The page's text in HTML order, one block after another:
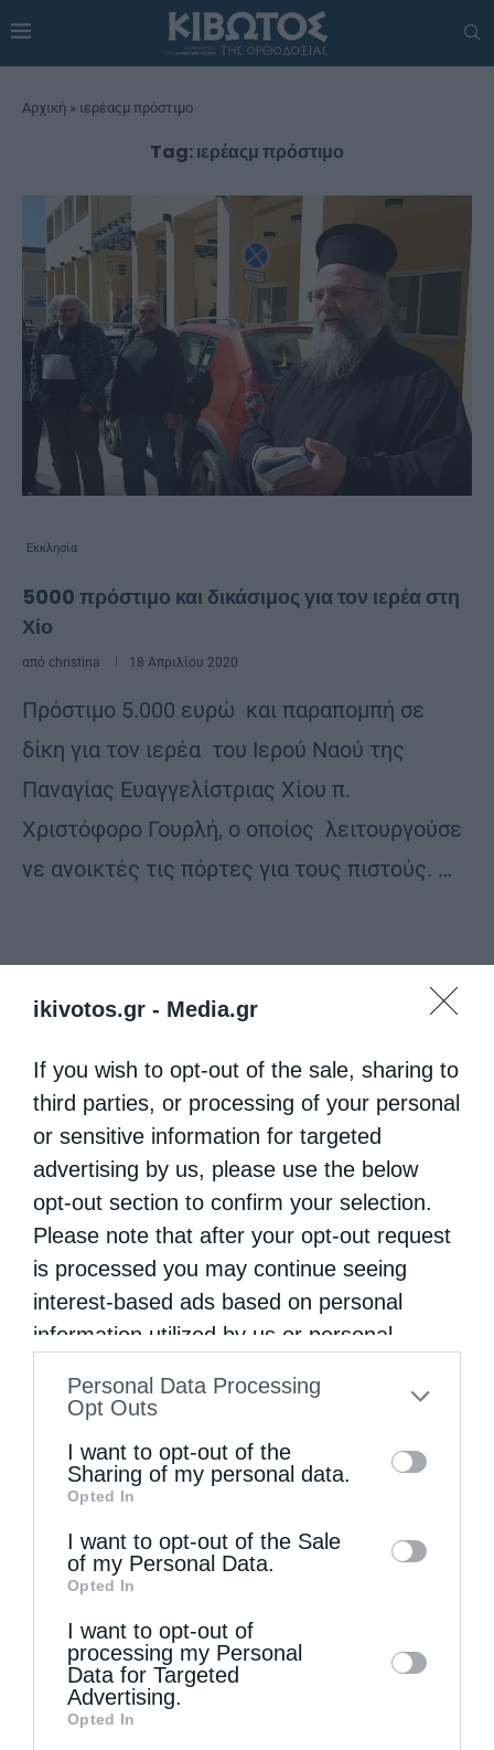
ikivotos.gr - Media.gr
If you wish to opt-out of the sale, sharing to
third parties, or processing of your personal
or sensitive information for targeted
advertising by us, please use the below
opt-out section to confirm your selection.
Please note that after your opt-out request
is processed you may continue seeing
interest-based ads based on personal
information utilized by us or personal
to your opt-out. You may separately opt-out
information by third parties on the IAB’s list
of downstream participants. This
information may also be disclosed by us to
third parties on theIAB’s List of
Downstream Participants
disclose it to other third parties.
Personal Data Processing
Opt Outs
I want to opt-out of the
Sharing of my personal data.
Opted In
I want to opt-out of the Sale
of my Personal Data.
Opted In
I want to opt-out of
processing my Personal
Data for Targeted
Advertising.
Opted In
Αρχική » ιερέαςμ πρόστιμο
Tag:ιερέαςμ πρόστιμο
Εκκλησία
5000 πρόστιμο και δικάσιμος για τον ιερέα στη
Χίο
από christina 18 Απριλίου 2020
Πρόστιμο 5.000 ευρώ και παραπομπή σε
δίκη για τον ιερέα του Ιερού Ναού της
Παναγίας Ευαγγελίστριας Χίου π.
Χριστόφορο Γουρλή, ο οποίος λειτουργούσε
νε ανοικτές τις πόρτες για τους πιστούς. …
Εὐχαριστίες γιά τήν παραχώρηση τμήματος
στρατοπέδου στήν Ἱερά Μητρόπολη Καστορίας